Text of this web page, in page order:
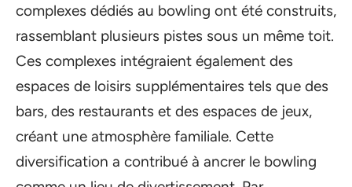
complexes dédiés au bowling ont été construits,
rassemblant plusieurs pistes sous un même toit.
Ces complexes intégraient également des
espaces de loisirs supplémentaires tels que des
bars, des restaurants et des espaces de jeux,
créant une atmosphère familiale. Cette
diversification a contribué à ancrer le bowling